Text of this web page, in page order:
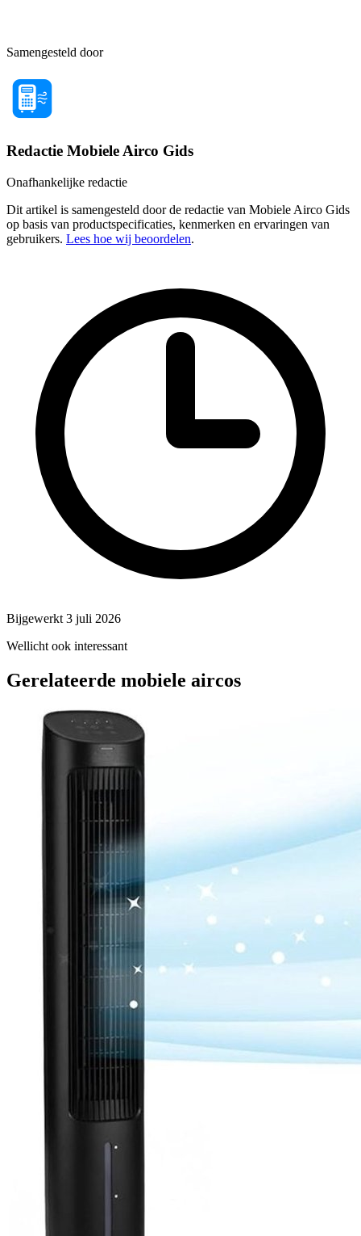
Samengesteld door
Redactie Mobiele Airco Gids
Onafhankelijke redactie
Dit artikel is samengesteld door de redactie van Mobiele Airco Gids
op basis van productspecificaties, kenmerken en ervaringen van
gebruikers. Lees hoe wij beoordelen.
Bijgewerkt 3 juli 2026
Wellicht ook interessant
Gerelateerde mobiele aircos